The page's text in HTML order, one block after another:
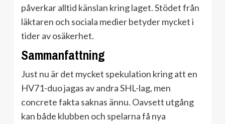
påverkar alltid känslan kring laget. Stödet från
läktaren och sociala medier betyder mycket i
tider av osäkerhet.
Sammanfattning
Just nu är det mycket spekulation kring att en
HV71-duo jagas av andra SHL-lag, men
concrete fakta saknas ännu. Oavsett utgång
kan både klubben och spelarna få nya